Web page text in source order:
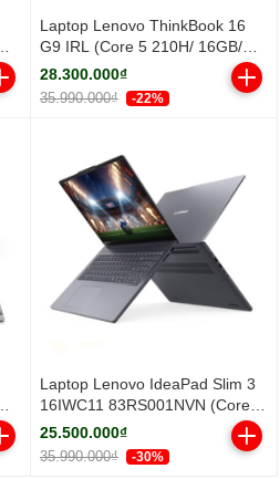
Laptop Lenovo ThinkBook 16
G9 IRL (Core 5 210H/ 16GB/
512GB SSD/ 16 inch WUXGA/
Win11/ Grey/ Vỏ nhôm/ 2Y)
28.300.000₫
35.990.000₫ -22%
Laptop Lenovo IdeaPad Slim 3
16IWC11 83RS001NVN (Core 5
320H/ 16GB/ 512GB SSD/ 16
inch WUXGA/ Win11/ Grey/ Vỏ
nhôm/ 2Y)
25.500.000₫
35.990.000₫ -30%